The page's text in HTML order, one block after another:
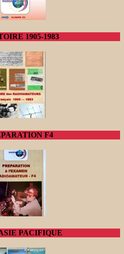
1905-1983
F4
PACIFIQUE